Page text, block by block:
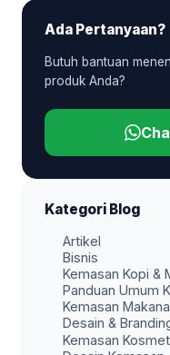
Ada Pertanyaan?
Butuh bantuan
produk Anda?
Kategori Blog
Artikel
Bisnis
Kemasan Kopi &
Panduan Umum
Kemasan
Desain &
Kemasan